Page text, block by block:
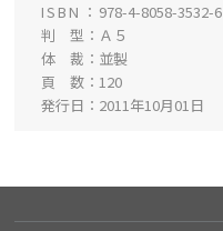
ISBN
978-4-8058-3532-6
判 型
Ａ５
体 裁
並製
頁 数
120
発行日
2011年10月01日